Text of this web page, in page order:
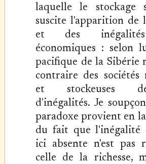
laquelle le stockage
suscite l'apparition de
et des
économiques : selon
pacifique de la Sibérie
contraire des sociétés
et stockeuses
d'inégalités. Je
paradoxe provient en
du fait que l'inégalité
ici absente n'est pas
celle de la richesse,